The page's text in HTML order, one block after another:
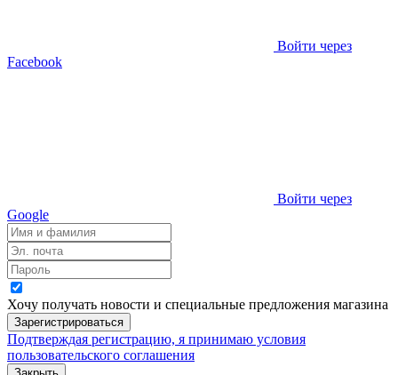
Войти через
Facebook
Войти через
Google
Хочу получать новости и специальные предложения магазина
Зарегистрироваться
Подтверждая регистрацию, я принимаю условия
пользовательского соглашения
Закрыть